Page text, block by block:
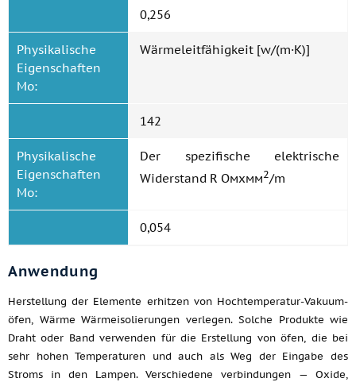
0,256
Physikalische
Eigenschaften
Mo:
Wärmeleitfähigkeit [w/(m·K)]
142
Physikalische
Eigenschaften
Mo:
Der spezifische elektrische
Widerstand R Омхмм2/m
0,054
Anwendung
Herstellung der Elemente erhitzen von Hochtemperatur-Vakuum-
öfen, Wärme Wärmeisolierungen verlegen. Solche Produkte wie
Draht oder Band verwenden für die Erstellung von öfen, die bei
sehr hohen Temperaturen und auch als Weg der Eingabe des
Stroms in den Lampen. Verschiedene verbindungen — Oxide,